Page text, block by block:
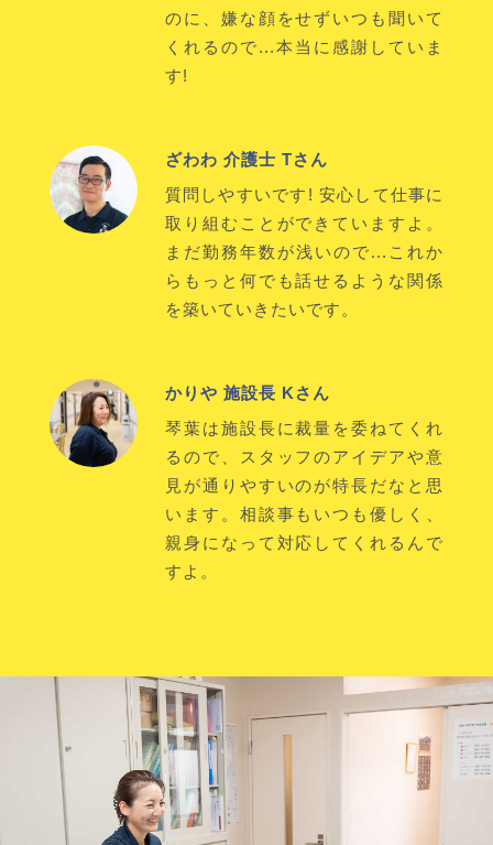
のに、嫌な顔をせずいつも聞いて
くれるので...本当に感謝していま
す!
ざわわ 介護士 Tさん
質問しやすいです! 安心して仕事に
取り組むことができていますよ。
まだ勤務年数が浅いので...これか
らもっと何でも話せるような関係
を築いていきたいです。
かりや 施設長 Kさん
琴葉は施設長に裁量を委ねてくれ
るので、スタッフのアイデアや意
見が通りやすいのが特長だなと思
います。相談事もいつも優しく、
親身になって対応してくれるんで
すよ。